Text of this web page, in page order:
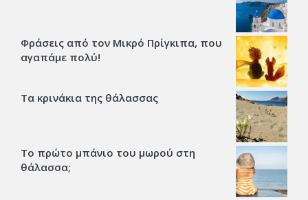
Φράσεις από τον Μικρό Πρίγκιπα, που
αγαπάμε πολύ!
Τα κρινάκια της θάλασσας
Το πρώτο μπάνιο του μωρού στη
θάλασσα;